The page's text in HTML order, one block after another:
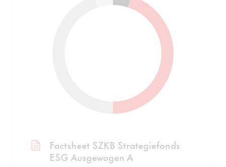
Factsheet SZKB Strategiefonds
ESG Ausgewogen A